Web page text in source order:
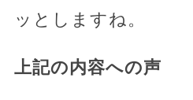
ッとしますね。
上記の内容への声